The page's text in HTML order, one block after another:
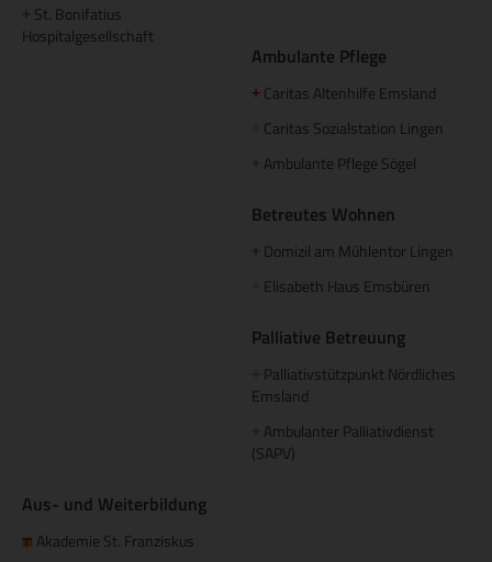
St. Bonifatius
Hospitalgesellschaft
Ambulante Pflege
+ Caritas Altenhilfe Emsland
+ Caritas Sozialstation Lingen
+ Ambulante Pflege Sögel
Betreutes Wohnen
Domizil am Mühlentor Lingen
Elisabeth Haus Emsbüren
Palliative Betreuung
+ Palliativstützpunkt Nördliches
Emsland
+ Ambulanter Palliativdienst
(SAPV)
Aus- und Weiterbildung
Akademie St. Franziskus